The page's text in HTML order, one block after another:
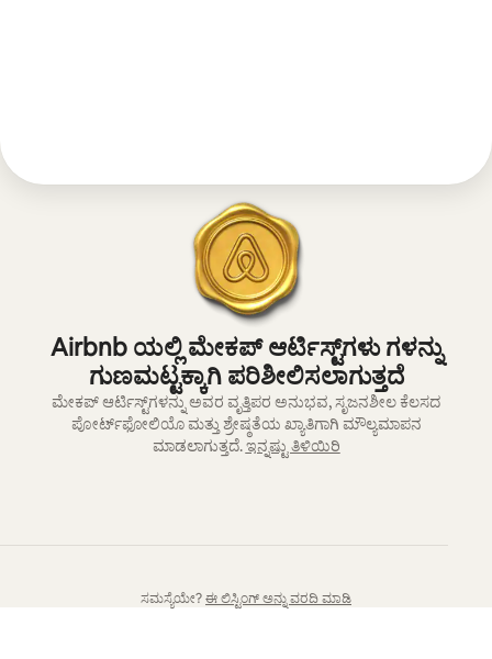
Airbnb ಯಲ್ಲಿ ಮೇಕಪ್ ಆರ್ಟಿಸ್ಟ್‌ಗಳು ಗಳನ್ನು
ಗುಣಮಟ್ಟಕ್ಕಾಗಿ ಪರಿಶೀಲಿಸಲಾಗುತ್ತದೆ
ಮೇಕಪ್ ಆರ್ಟಿಸ್ಟ್‌ಗಳನ್ನು ಅವರ ವೃತ್ತಿಪರ ಅನುಭವ, ಸೃಜನಶೀಲ ಕೆಲಸದ
ಪೋರ್ಟ್‌ಫೋಲಿಯೊ ಮತ್ತು ಶ್ರೇಷ್ಠತೆಯ ಖ್ಯಾತಿಗಾಗಿ ಮೌಲ್ಯಮಾಪನ
ಮಾಡಲಾಗುತ್ತದೆ.ಇನ್ನಷ್ಟು ತಿಳಿಯಿರಿ
ಸಮಸ್ಯೆಯೇ?ಈ ಲಿಸ್ಟಿಂಗ್ ಅನ್ನು ವರದಿ ಮಾಡಿ